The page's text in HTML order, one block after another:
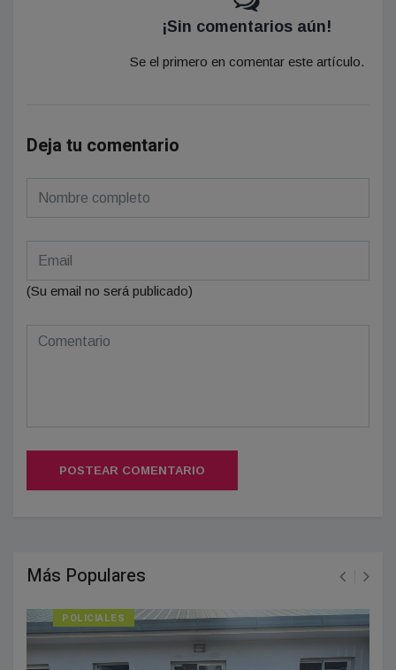
¡Sin comentarios aún!
Se el primero en comentar este artículo.
Deja tu comentario
(Su email no será publicado)
POSTEAR COMENTARIO
Más Populares
POLICIALES